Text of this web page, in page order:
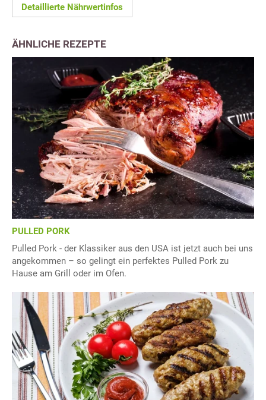
Detaillierte Nährwertinfos
ÄHNLICHE REZEPTE
PULLED PORK
Pulled Pork - der Klassiker aus den USA ist jetzt auch bei uns
angekommen – so gelingt ein perfektes Pulled Pork zu
Hause am Grill oder im Ofen.